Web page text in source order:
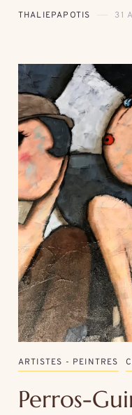
THALIEPAPOTIS 31
ARTISTES - PEINTRES
Perros-